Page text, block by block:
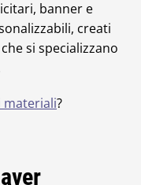
banner e
creati
si specializzano
materiali?